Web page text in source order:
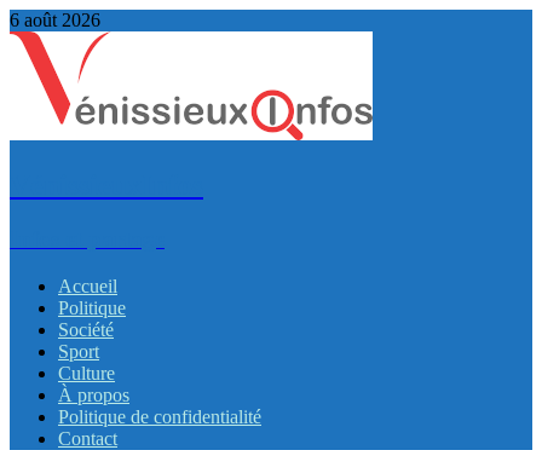
6 août 2026
Accueil
Politique
Société
Sport
Culture
À propos
Politique de confidentialité
Contact